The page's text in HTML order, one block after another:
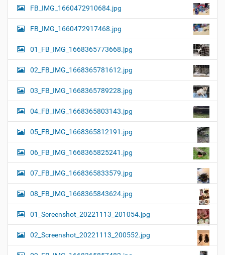
FB_IMG_1660472910684.jpg
FB_IMG_1660472917468.jpg
01_FB_IMG_1668365773668.jpg
02_FB_IMG_1668365781612.jpg
03_FB_IMG_1668365789228.jpg
04_FB_IMG_1668365803143.jpg
05_FB_IMG_1668365812191.jpg
06_FB_IMG_1668365825241.jpg
07_FB_IMG_1668365833579.jpg
08_FB_IMG_1668365843624.jpg
01_Screenshot_20221113_201054.jpg
02_Screenshot_20221113_200552.jpg